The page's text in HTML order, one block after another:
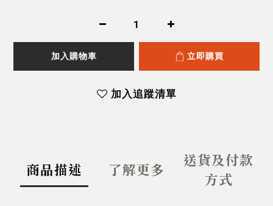
加入購物車 立即購買
加入追蹤清單
商品描述 了解更多
送貨及付款
方式